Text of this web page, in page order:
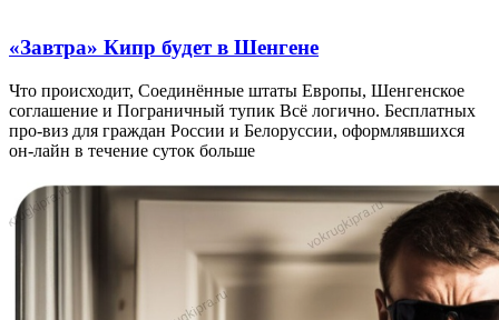
«Завтра» Кипр будет в Шенгене
Что происходит, Соединённые штаты Европы, Шенгенское
соглашение и Пограничный тупик Всё логично. Бесплатных
про-виз для граждан России и Белоруссии, оформлявшихся
он-лайн в течение суток больше